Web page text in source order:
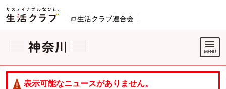
ページの先頭です。
生活クラブ連合会
ここからサイト内共通メニューです。
サイト内共通メニューをスキップする
サイト内共通メニューここまで。
表示可能なニュースがありません。